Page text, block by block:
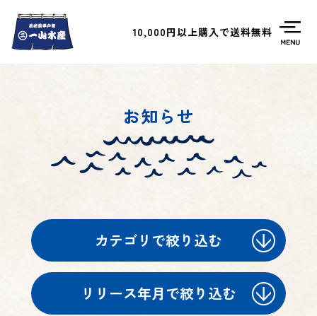
10,000円以上購入で送料無料
お知らせ
カテゴリで絞り込む
リリース年月で絞り込む